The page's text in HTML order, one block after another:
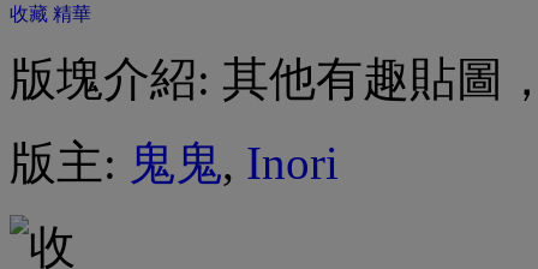
收藏 精華
版塊介紹: 其他有趣貼圖
版主: 鬼鬼, Inori